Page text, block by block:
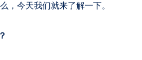
，今天我们就来了解一下。